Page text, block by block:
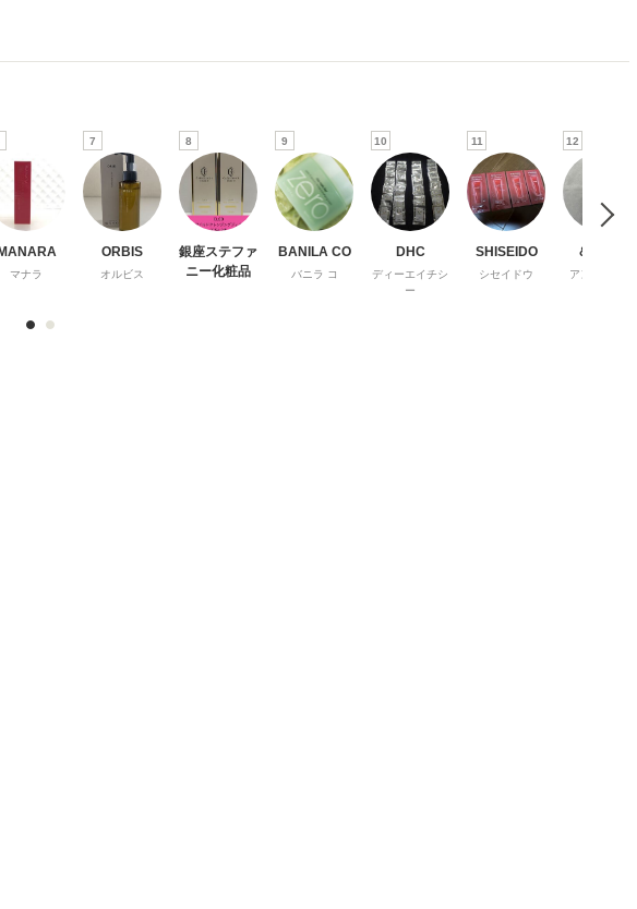
MANARA
マナラ
7
ORBIS
オルビス
8
銀座ステファ
ニー化粧品
9
BANILA CO
バニラ コ
10
DHC
ディーエイチシ
ー
11
SHISEIDO
シセイドウ
12
＆honey
アンドハニー